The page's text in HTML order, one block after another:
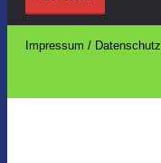
Impressum / Datenschutz